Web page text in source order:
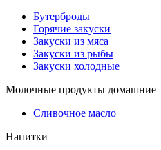
Бутерброды
Горячие закуски
Закуски из мяса
Закуски из рыбы
Закуски холодные
Молочные продукты домашние
Сливочное масло
Напитки